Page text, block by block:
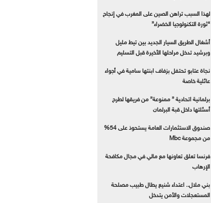
لهذا السبب تراهن الصين على المغرب في إنجاح
“ثورة التكنولوجيا الخضراء”
أشغال الطريق السيار الجديد بين تيط مليل
وبرشيد تدخل مراحلها الأخيرة قبل التسليم
نجاة عتابو تحتفل بزفاف ابنتها سامية في أجواء
عائلية خاصة
برلمانية اتحادية ” ممنوعة” من فريقها لطرح
أسئلتها داخل قبة البرلمان
صندوق الاستثمارات العامة يستحوذ على 54%
من مجموعة Mbc
فرنسا تعلق تعاونها مع مالي في مجال مكافحة
الإرهاب
بني ملال.. اعتداء شنيع يطال طبيب مصلحة
المستعجلات والأمن يتدخل